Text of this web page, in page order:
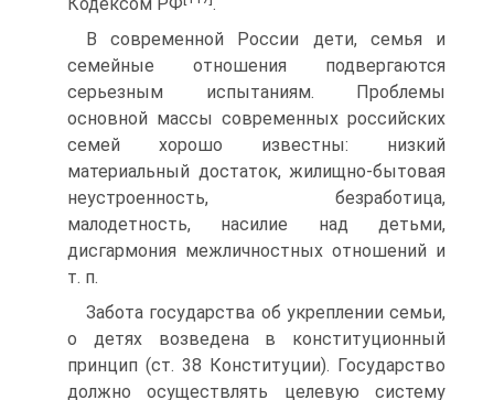
Кодексом РФ
.
В современной России дети, семья и
семейные отношения подвергаются
серьезным испытаниям. Проблемы
основной массы современных российских
семей хорошо известны: низкий
материальный достаток, жилищно‑бытовая
неустроенность, безработица,
малодетность, насилие над детьми,
дисгармония межличностных отношений и
т. п.
Забота государства об укреплении семьи,
о детях возведена в конституционный
принцип (ст. 38 Конституции). Государство
должно осуществлять целевую систему